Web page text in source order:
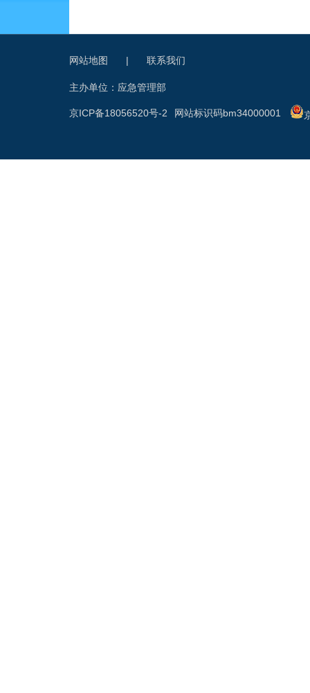
网站地图 | 联系我们
主办单位：应急管理部
网站标识码bm34000001
京ICP备18056520号-2